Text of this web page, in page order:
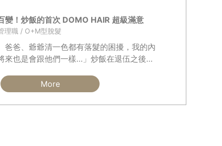
變！炒飯的首次 DOMO HAIR 超級滿意
理職 / O+M型脫髮
爸爸、爺爺清一色都有落髮的困擾，我的內
來也是會跟他們一樣…」炒飯在退伍之後，
More